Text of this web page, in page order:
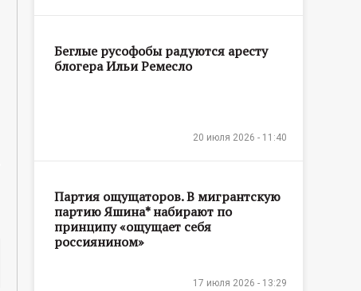
Беглые русофобы радуются аресту
блогера Ильи Ремесло
20 июля 2026 - 11:40
Партия ощущаторов. В мигрантскую
партию Яшина* набирают по
принципу «ощущает себя
россиянином»
17 июля 2026 - 13:29